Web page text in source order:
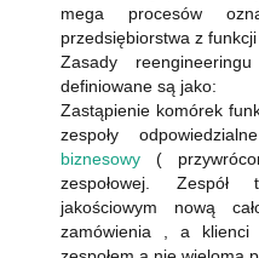
mega procesów
przedsiębiorstwa z funkcji
Zasady
definiowane są jako:
Zastąpienie komórek
zespoły
biznesowy (
zespołowej.
jakościowym nową
zamówienia , a klienci